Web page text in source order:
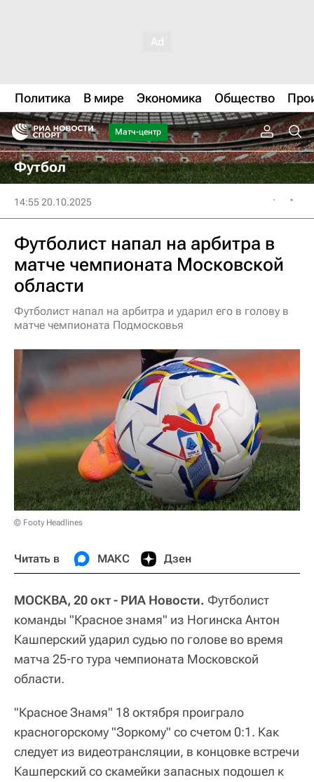
Политика В мире Экономика Общество
Матч-центр
Футбол
14:55 20.10.2025
Футболист напал на арбитра в
матче чемпионата Московской
области
Футболист напал на арбитра и ударил его в голову в
матче чемпионата Подмосковья
© Footy Headlines
Читать в МАКС Дзен
МОСКВА, 20 окт - РИА Новости. Футболист
команды "Красное знамя" из Ногинска Антон
Кашперский ударил судью по голове во время
матча 25-го тура чемпионата Московской
области.
"Красное Знамя" 18 октября проиграло
красногорскому "Зоркому" со счетом 0:1. Как
следует из видеотрансляции, в концовке встречи
Кашперский со скамейки запасных подошел к